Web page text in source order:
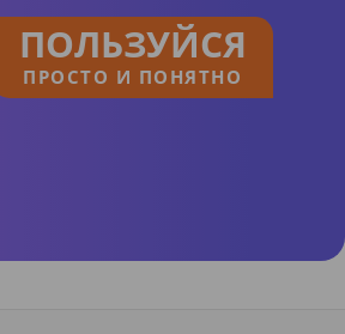
ПОЛЬЗУЙСЯ
ПРОСТО И ПОНЯТНО